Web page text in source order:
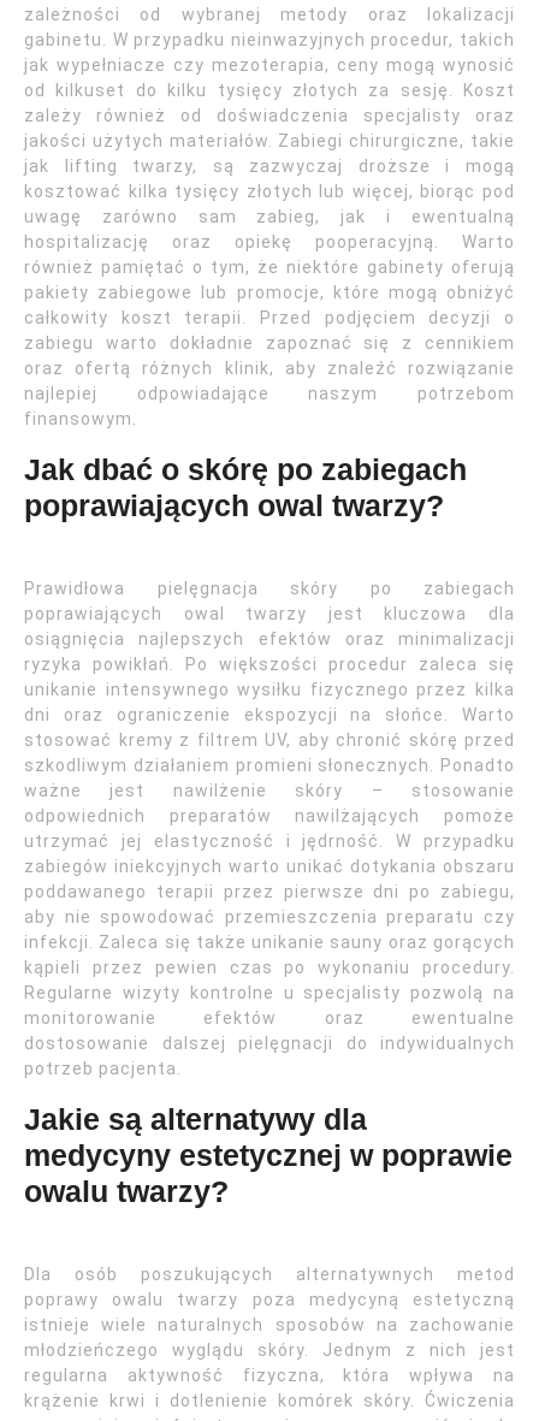
zależności od wybranej metody oraz lokalizacji
gabinetu. W przypadku nieinwazyjnych procedur, takich
jak wypełniacze czy mezoterapia, ceny mogą wynosić
od kilkuset do kilku tysięcy złotych za sesję. Koszt
zależy również od doświadczenia specjalisty oraz
jakości użytych materiałów. Zabiegi chirurgiczne, takie
jak lifting twarzy, są zazwyczaj droższe i mogą
kosztować kilka tysięcy złotych lub więcej, biorąc pod
uwagę zarówno sam zabieg, jak i ewentualną
hospitalizację oraz opiekę pooperacyjną. Warto
również pamiętać o tym, że niektóre gabinety oferują
pakiety zabiegowe lub promocje, które mogą obniżyć
całkowity koszt terapii. Przed podjęciem decyzji o
zabiegu warto dokładnie zapoznać się z cennikiem
oraz ofertą różnych klinik, aby znaleźć rozwiązanie
najlepiej odpowiadające naszym potrzebom
finansowym.
Jak dbać o skórę po zabiegach
poprawiających owal twarzy?
Prawidłowa pielęgnacja skóry po zabiegach
poprawiających owal twarzy jest kluczowa dla
osiągnięcia najlepszych efektów oraz minimalizacji
ryzyka powikłań. Po większości procedur zaleca się
unikanie intensywnego wysiłku fizycznego przez kilka
dni oraz ograniczenie ekspozycji na słońce. Warto
stosować kremy z filtrem UV, aby chronić skórę przed
szkodliwym działaniem promieni słonecznych. Ponadto
ważne jest nawilżenie skóry – stosowanie
odpowiednich preparatów nawilżających pomoże
utrzymać jej elastyczność i jędrność. W przypadku
zabiegów iniekcyjnych warto unikać dotykania obszaru
poddawanego terapii przez pierwsze dni po zabiegu,
aby nie spowodować przemieszczenia preparatu czy
infekcji. Zaleca się także unikanie sauny oraz gorących
kąpieli przez pewien czas po wykonaniu procedury.
Regularne wizyty kontrolne u specjalisty pozwolą na
monitorowanie efektów oraz ewentualne
dostosowanie dalszej pielęgnacji do indywidualnych
potrzeb pacjenta.
Jakie są alternatywy dla
medycyny estetycznej w poprawie
owalu twarzy?
Dla osób poszukujących alternatywnych metod
poprawy owalu twarzy poza medycyną estetyczną
istnieje wiele naturalnych sposobów na zachowanie
młodzieńczego wyglądu skóry. Jednym z nich jest
regularna aktywność fizyczna, która wpływa na
krążenie krwi i dotlenienie komórek skóry. Ćwiczenia